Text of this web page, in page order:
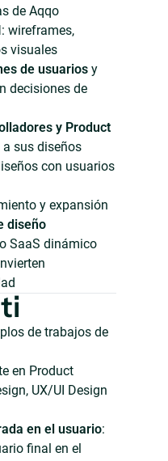
de Aqqo
: wireframes,
visuales
de usuariosy
decisiones de
y Product
sus diseños
con usuarios
y expansión
diseño
SaaS dinámico
de trabajos de
en Product
UX/UI Design
en el usuario:
final en el